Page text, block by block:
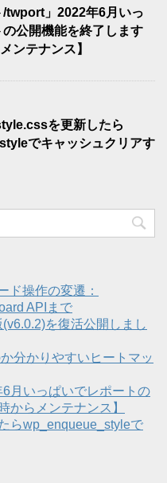
/twport」2022年6月いっ
公開機能を終了します
ンテナンス】
を更新したら
でキャッシュクリアす
ド操作の変遷：
APIまで
を復活公開しまし
分かりやすいヒートマッ
6月いっぱいでレポートの
からメンテナンス】
らwp_enqueue_styleで